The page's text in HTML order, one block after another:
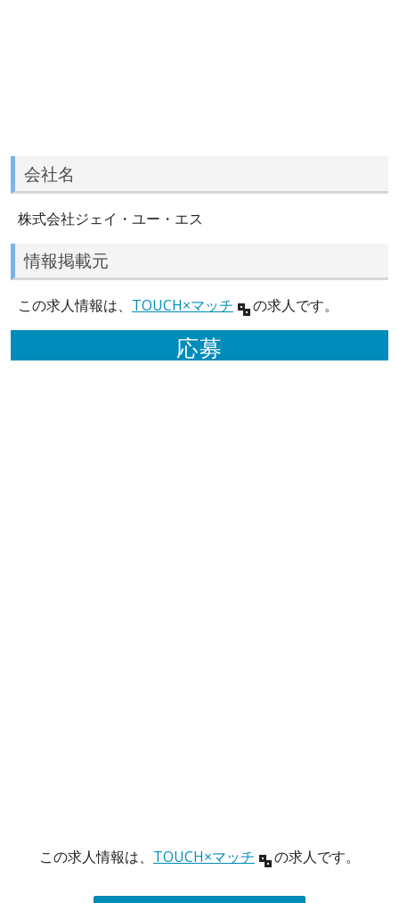
会社名
株式会社ジェイ・ユー・エス
情報掲載元
この求人情報は、 TOUCH×マッチ の求人です。
応募
この求人情報は、 TOUCH×マッチ の求人です。